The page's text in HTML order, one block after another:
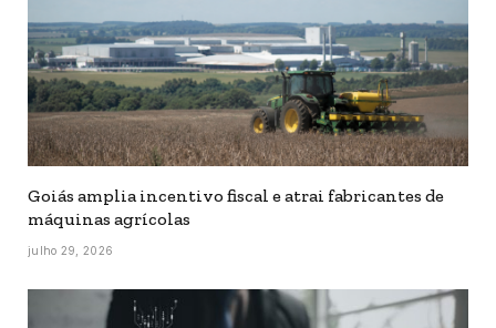
Goiás amplia incentivo fiscal e atrai fabricantes de
máquinas agrícolas
julho 29, 2026